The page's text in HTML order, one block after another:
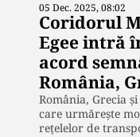
05 Dec. 2025, 08:02
Coridorul
Egee intră
acord
România,
România, Grecia
care urmărește
rețelelor de